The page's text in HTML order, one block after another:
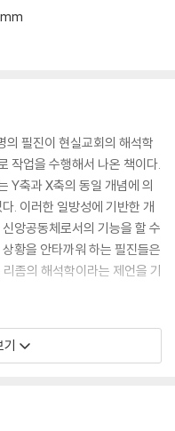
의 필진이 현실교회의 해석학
작업을 수행해서 나온 책이다.
Y축과 X축의 동일 개념에 의
. 이러한 일방성에 기반한 개
앙공동체로서의 기능을 할 수
황을 안타까워 하는 필진들은
좀의 해석학이라는 제언을 기
억되지 못하고 있는 이들의
장치가 되어 화석화된 교회를
제안하는 이야기, 교회를 교
기